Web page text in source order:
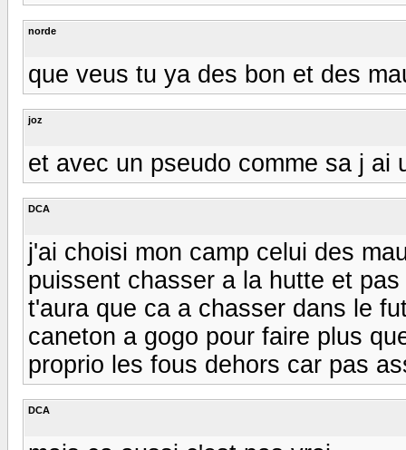
norde
que veus tu ya des bon et des
joz
et avec un pseudo comme sa j ai
DCA
j'ai choisi mon camp celui des
puissent chasser a la hutte et
t'aura que ca a chasser dans le
caneton a gogo pour faire plus
proprio les fous dehors car pas
DCA